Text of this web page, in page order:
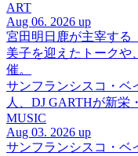
ART
Aug 06. 2026 up
宮田明日鹿が主宰する
美子を迎えたトークや
催。
サンフランシスコ・ベ
人、DJ GARTHが新栄
MUSIC
Aug 03. 2026 up
サンフランシスコ・ベ